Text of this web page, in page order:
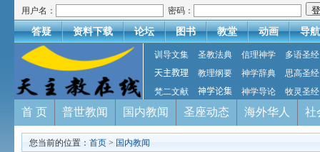
用户名： 密码：
答疑 资料下载 论坛 图书 教堂 动画 导航
训导文集 圣教法典 信理神学
多语圣经
天主教理
教理纲要 神学辞典
思高圣经
梵二文献
神学论集 神学导论 牧灵圣经
首 页 普世教闻 国内教闻 圣座动态 海外华人 社
您当前的位置： 首页 > 国内教闻